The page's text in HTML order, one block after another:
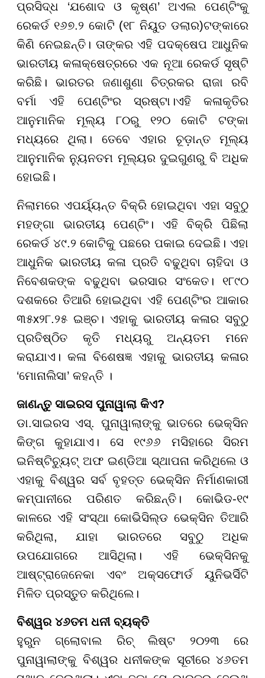
ପ୍ରସିଦ୍ଧ ‘ଯଶୋଦ ଓ କୃଷ୍ଣ’ ଅଏଲ ପେଣ୍ଟିଂକୁ
ରେକର୍ଡ ୧୬୭.୨ କୋଟି (୧୮ ନିୟୁତ ଡଲାର)ଟଙ୍କାରେ
କିଣି ନେଇଛନ୍ତି। ତାଙ୍କର ଏହି ପଦକ୍ଷେପ ଆଧୁନିକ
ଭାରତୀୟ କଳାକ୍ଷେତ୍ରରେ ଏକ ନୂଆ ରେକର୍ଡ ସୃଷ୍ଟି
କରିଛି। ଭାରତର ଜଣାଶୁଣା ଚିତ୍ରକର ରାଜା ରବି
ବର୍ମା ଏହି ପେଣ୍ଟିଂର ସ୍ରଷ୍ଟା।ଏହି କଳାକୃତିର
ଆନୁମାନିକ ମୂଲ୍ୟ ୮୦ରୁ ୧୨୦ କୋଟି ଟଙ୍କା
ମଧ୍ୟରେ ଥିଲା। ତେବେ ଏହାର ଚୂଡ଼ାନ୍ତ ମୂଲ୍ୟ
ଆନୁମାନିକ ନ୍ୟୁନତମ ମୂଲ୍ୟର ଦୁଇଗୁଣରୁ ବି ଅଧିକ
ହୋଇଛି।
ନିଲାମରେ ଏପର୍ୟ୍ୟନ୍ତ ବିକ୍ରି ହୋଇଥିବା ଏହା ସବୁଠୁ
ମହଙ୍ଗା ଭାରତୀୟ ପେଣ୍ଟିଂ। ଏହି ବିକ୍ରି ପିଛିଲା
ରେକର୍ଡ ୪୯.୨ କୋଟିକୁ ପଛରେ ପକାଇ ଦେଇଛି। ଏହା
ଆଧୁନିକ ଭାରତୀୟ କଳା ପ୍ରତି ବଢୁଥିବା ଚାହିଦା ଓ
ନିବେଶକଙ୍କ ବଢୁଥିବା ଭରସାର ସଂକେତ। ୧୮୯୦
ଦଶକରେ ତିଆରି ହୋଇଥିବା ଏହି ପେଣ୍ଟିଂର ଆକାର
୩୫x୨୮.୨୫ ଇଞ୍ଚ। ଏହାକୁ ଭାରତୀୟ କଳାର ସବୁଠୁ
ପ୍ରତିଷ୍ଠିତ କୃତି ମଧ୍ୟରୁ ଅନ୍ୟତମ ମନେ
କରାଯାଏ। କଳା ବିଶେଷଜ୍ଞ ଏହାକୁ ଭାରତୀୟ କଳାର
‘ମୋନାଲିସା’ କହନ୍ତି ।
ଜାଣନ୍ତୁ ସାଇରସ ପୁନାୱାଲା କିଏ?
ଡା.ସାଇରସ ଏସ୍. ପୁନାୱାଲାଙ୍କୁ ଭାତରେ ଭେକ୍ସିନ
କିଙ୍ଗ କୁହାଯାଏ। ସେ ୧୯୬୬ ମସିହାରେ ସିରମ
ଇନିଷ୍ଟିଚ୍ୟୁଟ୍ ଅଫ ଇଣ୍ଡିଆ ସ୍ଥାପନା କରିଥିଲେ ଓ
ଏହାକୁ ବିଶ୍ୱର ସର୍ବ ବୃହତ୍ତ ଭେକ୍ସିନ ନିର୍ମାଣକାରୀ
କମ୍ପାନୀରେ ପରିଣତ କରିଛନ୍ତି। କୋଭିଡ-୧୯
କାଳରେ ଏହି ସଂସ୍ଥା କୋଭିସିଲ୍ଡ ଭେକ୍ସିନ ତିଆରି
କରିଥିଲା, ଯାହା ଭାରତରେ ସବୁଠୁ ଅଧିକ
ଉପଯୋଗରେ ଆସିଥିଲା। ଏହି ଭେକ୍ସିନକୁ
ଆଷ୍ଟ୍ରାଜେନେକା ଏବଂ ଅକ୍ସଫୋର୍ଡ ୟୁନିଭର୍ସିଟି
ମିଳିତ ପ୍ରସ୍ତୁତ କରିଥିଲେ।
ବିଶ୍ୱର ୪୬ତମ ଧନୀ ବ୍ୟକ୍ତି
ହୁରୁନ ଗ୍ଲୋବାଲ ରିଚ୍ ଲିଷ୍ଟ ୨୦୨୩ ରେ
ପୁନାୱାଲାଙ୍କୁ ବିଶ୍ୱର ଧନୀକଙ୍କ ସୂଚୀରେ ୪୬ତମ
ତଦନ୍ତ ନିର୍ଦ୍ଦେଶ